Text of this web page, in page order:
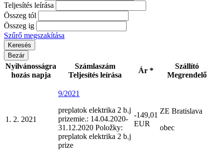
Teljesítés leírása
Összeg tól
Összeg ig
Szűrő megszakítása
Bezár
Nyilvánosságra
hozás napja
Számlaszám
Teljesítés leírása
Ár *
Szállító
Megrendelő
1. 2. 2021
9/2021
preplatok elektrika 2 b.j
prizemie.: 14.04.2020-
31.12.2020 Položky:
preplatok elektrika 2 b.j
prize
-149,01
EUR
ZE Bratislava
obec